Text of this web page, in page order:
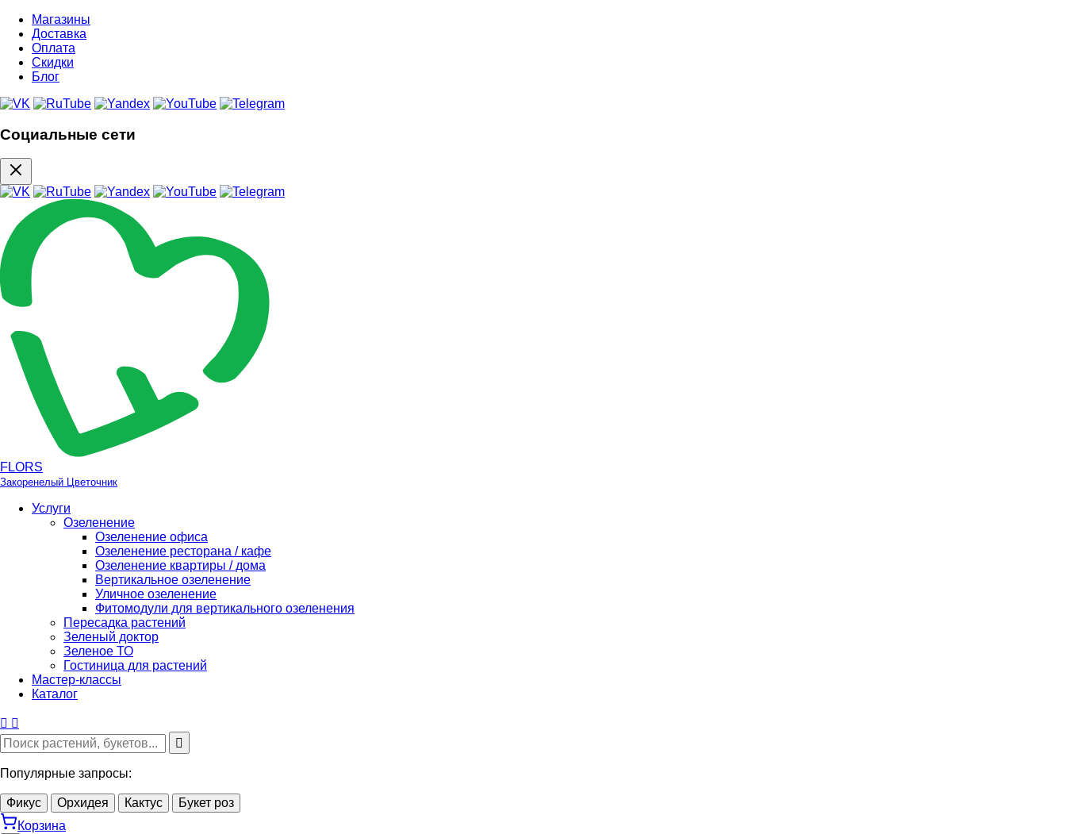
Магазины
Доставка
Оплата
Скидки
Блог
Социальные сети
FLORS
Закоренелый Цветочник
Услуги
Озеленение
Озеленение офиса
Озеленение ресторана / кафе
Озеленение квартиры / дома
Вертикальное озеленение
Уличное озеленение
Фитомодули для вертикального озеленения
Пересадка растений
Зеленый доктор
Зеленое ТО
Гостиница для растений
Мастер-классы
Каталог
Популярные запросы:
Фикус Орхидея Кактус
Букет роз
Корзина